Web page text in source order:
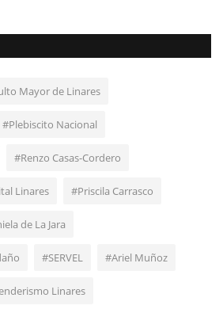
Mayor de Linares
#Plebiscito Nacional
#Renzo Casas-Cordero
Linares #Priscila Carrasco
de La Jara
#SERVEL #Ariel Muñoz
Linares